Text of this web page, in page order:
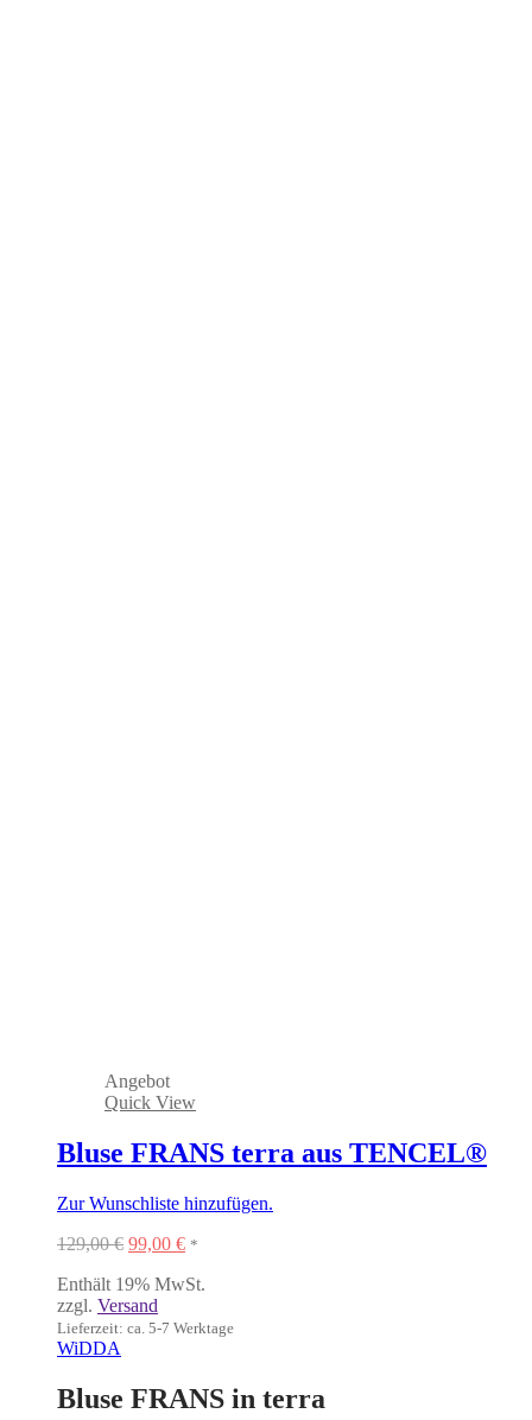
Angebot
Quick View
Bluse FRANS terra aus TENCEL®
Zur Wunschliste hinzufügen.
129,00€ Ursprünglicher
war:
129,00 €
99,00 €Aktueller
ist:
*
Enthält 19% MwSt.
zzgl. Versand
Lieferzeit: ca. 5-7 Werktage
WiDDA
Bluse FRANS in terra